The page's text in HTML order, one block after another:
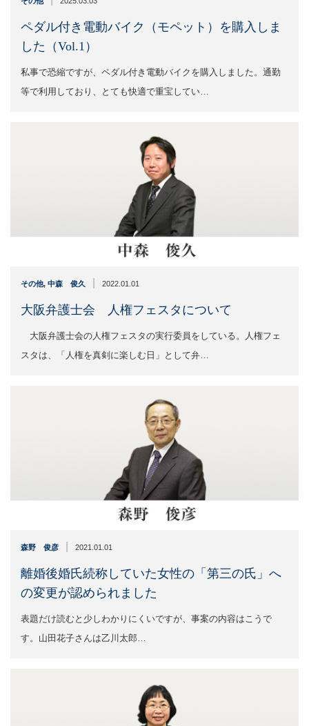
ペダル付き電動バイク（モペット）を購入しま
した（Vol.1）
私事で恐縮ですが、ペダル付き電動バイクを購入しました。通勤
等で利用しており、とても快適で重宝してい…
その他, 中森 俊久 2022.01.01
大阪弁護士会 人権フェスタについて
大阪弁護士会の人権フェスタの実行委員をしている。人権フェ
スタは、「人権を真剣に楽しむ日」として弁…
森野 俊彦 2021.01.01
離婚後婚氏続称していた女性の「第三の氏」へ
の変更が認められました
表題だけ読むと少しわかりにくいですが、事案の内容はこうで
す。山田花子さんは乙川太郎…